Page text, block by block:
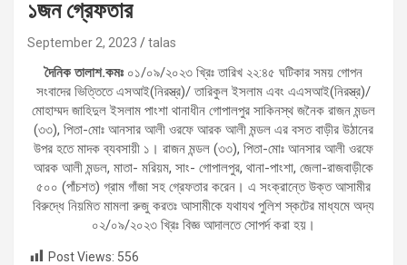
১জন গ্রেফতার
September 2, 2023 talas
দৈনিক তালাশ.কমঃ ০১/০৯/২০২৩ খ্রিঃ তারিখ ২২:৪৫ ঘটিকার সময় গোপন
সংবাদের ভিত্তিতে এসআই(নিরস্ত্র)/ তারিকুল ইসলাম এবং এএসআই(নিরস্ত্র)/
মোহাম্মদ জাহিদুল ইসলাম পাংশা থানাধীন গোপালপুর সাকিনস্থ জনৈক রাজন মন্ডল
(৩৩), পিতা-মোঃ আনসার আলী ওরফে আরক আলী মন্ডল এর বসত বাড়ীর উঠানের
উপর হতে মাদক ব্যবসায়ী ১। রাজন মন্ডল (৩৩), পিতা-মোঃ আনসার আলী ওরফে
আরক আলী মন্ডল, মাতা- মরিয়ম, সাং- গোপালপুর, থানা-পাংশা, জেলা-রাজবাড়ীকে
৫০০ (পাঁচশত) গ্রাম গাঁজা সহ গ্রেফতার করেন। এ সংক্রান্তে উক্ত আসামীর
বিরুদ্ধে নিয়মিত মামলা রুজু করতঃ আসামীকে যথাযথ পুলিশ স্কটের মাধ্যমে অদ্য
০২/০৯/২০২৩ খ্রিঃ বিজ্ঞ আদালতে সোপর্দ করা হয়।
Post Views: 556